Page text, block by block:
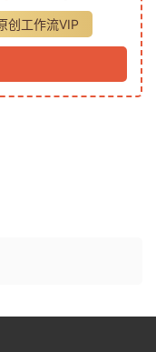
创工作流VIP